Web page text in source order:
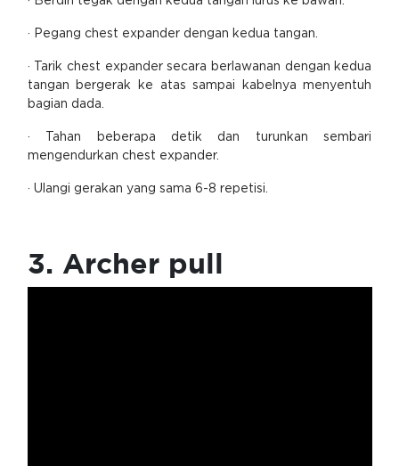
· Pegang chest expander dengan kedua tangan.
· Tarik chest expander secara berlawanan dengan kedua
tangan bergerak ke atas sampai kabelnya menyentuh
bagian dada.
· Tahan beberapa detik dan turunkan sembari
mengendurkan chest expander.
· Ulangi gerakan yang sama 6-8 repetisi.
3. Archer pull